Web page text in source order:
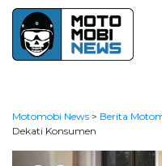
Motomobi News > Berita
Dekati Konsumen